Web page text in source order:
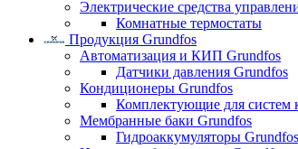
Электрические средства
Комнатные термостаты
Продукция Grundfos
Автоматизация и КИП Grundfos
Датчики давления Grundfos
Кондиционеры Grundfos
Комплектующие для систем
Мембранные баки Grundfos
Гидроаккумуляторы Grundfos